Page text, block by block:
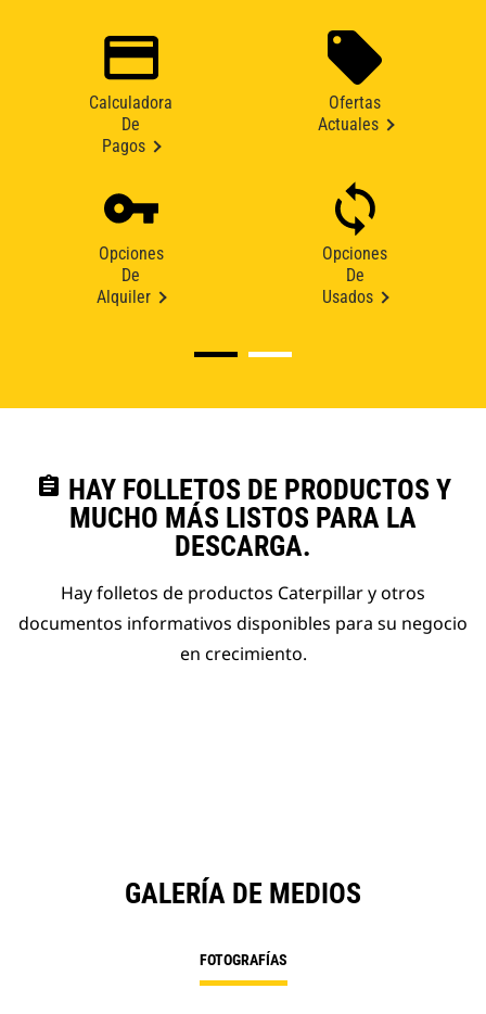
Calculadora
De
Pagos
Ofertas
Actuales
Opciones
De
Alquiler
Opciones
De
Usados
assignment HAY FOLLETOS DE PRODUCTOS Y
MUCHO MÁS LISTOS PARA LA
DESCARGA.
Hay folletos de productos Caterpillar y otros
documentos informativos disponibles para su negocio
en crecimiento.
GALERÍA DE MEDIOS
FOTOGRAFÍAS